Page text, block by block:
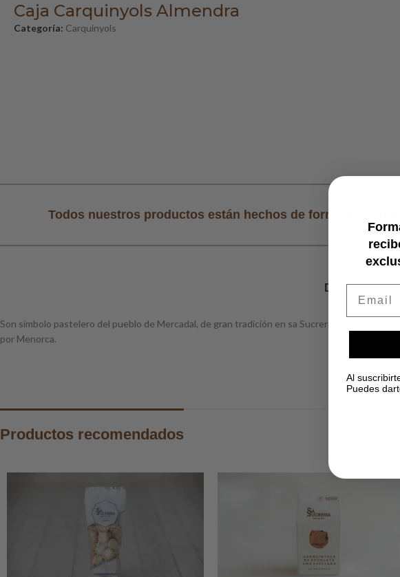
Caja Carquinyols Almendra
Categoría: Carquinyols
Todos nuestros productos están hechos de forma artesanal
Son símbolo pastelero del pueblo de Mercadal, de gran tradición en sa Sucreria. Una dulce
por Menorca.
Productos recomendados
Al
Puedes